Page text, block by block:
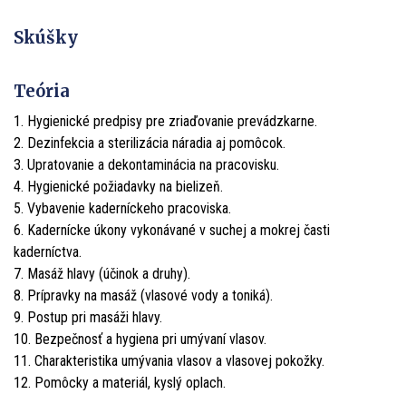
Skúšky
Teória
1. Hygienické predpisy pre zriaďovanie prevádzkarne.
2. Dezinfekcia a sterilizácia náradia aj pomôcok.
3. Upratovanie a dekontaminácia na pracovisku.
4. Hygienické požiadavky na bielizeň.
5. Vybavenie kaderníckeho pracoviska.
6. Kadernícke úkony vykonávané v suchej a mokrej časti
kaderníctva.
7. Masáž hlavy (účinok a druhy).
8. Prípravky na masáž (vlasové vody a toniká).
9. Postup pri masáži hlavy.
10. Bezpečnosť a hygiena pri umývaní vlasov.
11. Charakteristika umývania vlasov a vlasovej pokožky.
12. Pomôcky a materiál, kyslý oplach.